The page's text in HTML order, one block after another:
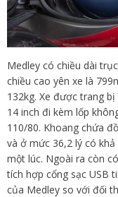
Medley có chiều dài
chiều cao yên xe là
132kg. Xe được trang
14 inch đi kèm lốp
110/80. Khoang chứa
và ở mức 36,2 lý có
một lúc. Ngoài ra còn
tích hợp cổng sạc USB
của Medley so với đối